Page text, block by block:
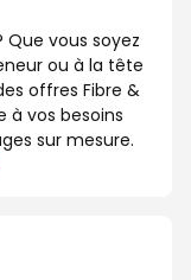
Que vous soyez
ou à la tête
offres Fibre &
à vos besoins
sur mesure.